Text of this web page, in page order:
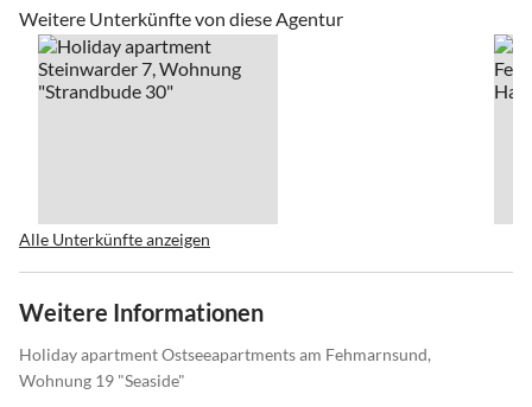
Weitere Unterkünfte von diese Agentur
Alle Unterkünfte anzeigen
Weitere Informationen
Holiday apartment Ostseeapartments am Fehmarnsund,
Wohnung 19 "Seaside"